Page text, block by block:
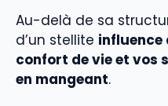
Au-delà de sa
d’un stellite
confort de vie et vos
en mangeant.